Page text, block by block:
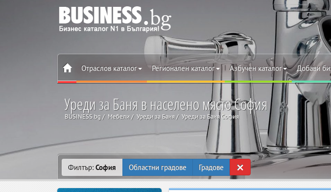
Отраслов каталог Регионален каталог Азбучен каталог Добави
Уреди за Баня в населено място София
BUSINESS.bg Мебели Уреди за Баня Уреди за Баня София
Филтър: София Областни градове Градове ×